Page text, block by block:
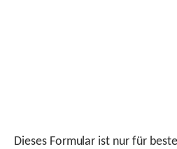
Dieses Formular ist nur für